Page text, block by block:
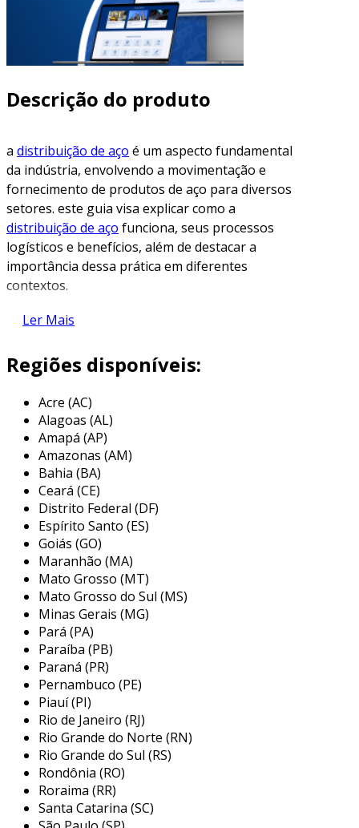
Descrição do produto
a distribuição de aço é um aspecto fundamental
da indústria, envolvendo a movimentação e
fornecimento de produtos de aço para diversos
setores. este guia visa explicar como a
distribuição de aço funciona, seus processos
logísticos e benefícios, além de destacar a
importância dessa prática em diferentes
contextos.
o que é distribuição de aço?
pelo qual produtos de aço, como chapas,
consumidores finais ou indústrias. esse
processo inclui diversos passos, desde a
aquisição do aço até a entrega no local
desejado.
além disso, a distribuição de aço abrange a
transformação do material, que pode ser
cortado, dobrado ou moldado conforme as
especificações do cliente. isso garante que o
produto final atenda exatamente às
necessidades dos usuários.
etapas do processo de distribuição
de aço
o processo de distribuição de aço pode ser
dividido em várias etapas. a seguir,
apresentamos as principais fases:
aquisição: o aço é comprado de
fornecedores ou produtores. É
importante garantir que a fonte seja
confiável e que o material atenda aos
padrões de qualidade desejados.
Ler Mais
Regiões disponíveis:
Acre (AC)
Alagoas (AL)
Amapá (AP)
Amazonas (AM)
Bahia (BA)
Ceará (CE)
Distrito Federal (DF)
Espírito Santo (ES)
Goiás (GO)
Maranhão (MA)
Mato Grosso (MT)
Mato Grosso do Sul (MS)
Minas Gerais (MG)
Pará (PA)
Paraíba (PB)
Paraná (PR)
Pernambuco (PE)
Piauí (PI)
Rio de Janeiro (RJ)
Rio Grande do Norte (RN)
Rio Grande do Sul (RS)
Rondônia (RO)
Roraima (RR)
Santa Catarina (SC)